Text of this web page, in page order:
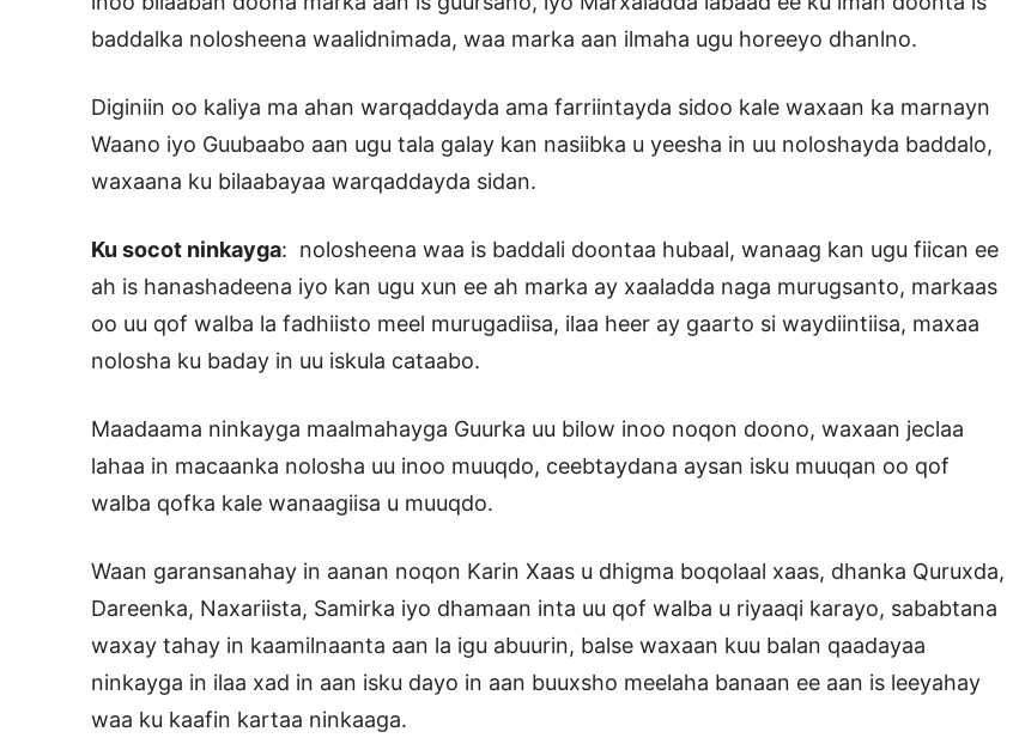
baddalka nolosheena waalidnimada, waa marka aan ilmaha ugu horeeyo dhanlno.
Diginiin oo kaliya ma ahan warqaddayda ama farriintayda sidoo kale waxaan ka marnayn
Waano iyo Guubaabo aan ugu tala galay kan nasiibka u yeesha in uu noloshayda baddalo,
waxaana ku bilaabayaa warqaddayda sidan.
Ku socot ninkayga: nolosheena waa is baddali doontaa hubaal, wanaag kan ugu fiican ee
ah is hanashadeena iyo kan ugu xun ee ah marka ay xaaladda naga murugsanto, markaas
oo uu qof walba la fadhiisto meel murugadiisa, ilaa heer ay gaarto si waydiintiisa, maxaa
nolosha ku baday in uu iskula cataabo.
Maadaama ninkayga maalmahayga Guurka uu bilow inoo noqon doono, waxaan jeclaa
lahaa in macaanka nolosha uu inoo muuqdo, ceebtaydana aysan isku muuqan oo qof
walba qofka kale wanaagiisa u muuqdo.
Waan garansanahay in aanan noqon Karin Xaas u dhigma boqolaal xaas, dhanka Quruxda,
Dareenka, Naxariista, Samirka iyo dhamaan inta uu qof walba u riyaaqi karayo, sababtana
waxay tahay in kaamilnaanta aan la igu abuurin, balse waxaan kuu balan qaadayaa
ninkayga in ilaa xad in aan isku dayo in aan buuxsho meelaha banaan ee aan is leeyahay
waa ku kaafin kartaa ninkaaga.